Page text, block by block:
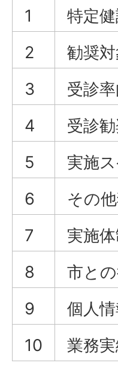
1
特定
2
勧奨
3
受診
4
受診
5
実施
6
その
7
実施
8
市と
9
個人
10
業務